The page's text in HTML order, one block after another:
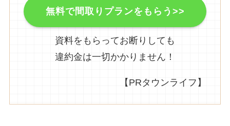
無料で間取りプランをもらう>>
資料をもらってお断りしても
違約金は一切かかりません！
【PRタウンライフ】